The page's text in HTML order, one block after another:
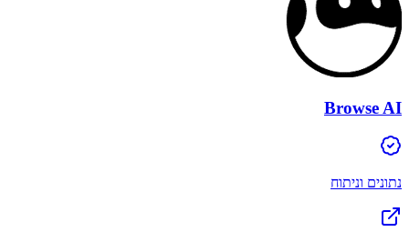
Browse AI
נתונים וניתוח